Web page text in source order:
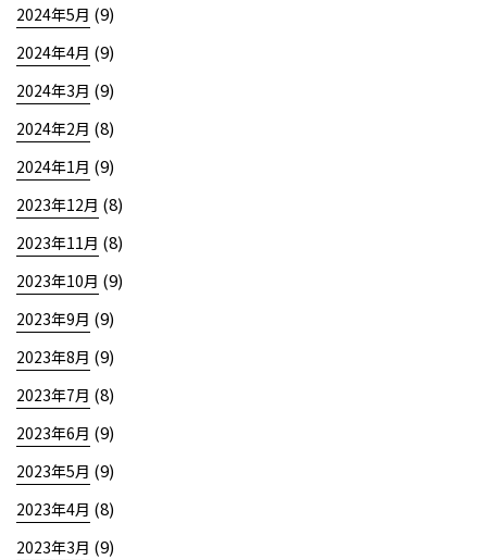
2024年5月 (9)
2024年4月 (9)
2024年3月 (9)
2024年2月 (8)
2024年1月 (9)
2023年12月 (8)
2023年11月 (8)
2023年10月 (9)
2023年9月 (9)
2023年8月 (9)
2023年7月 (8)
2023年6月 (9)
2023年5月 (9)
2023年4月 (8)
2023年3月 (9)